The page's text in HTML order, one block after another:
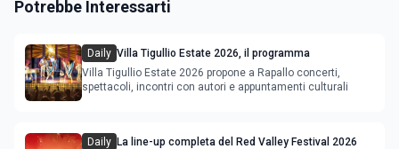
Potrebbe Interessarti
Daily Villa Tigullio Estate 2026, il programma
Villa Tigullio Estate 2026 propone a Rapallo concerti,
spettacoli, incontri con autori e appuntamenti culturali
Daily La line-up completa del Red Valley Festival 2026